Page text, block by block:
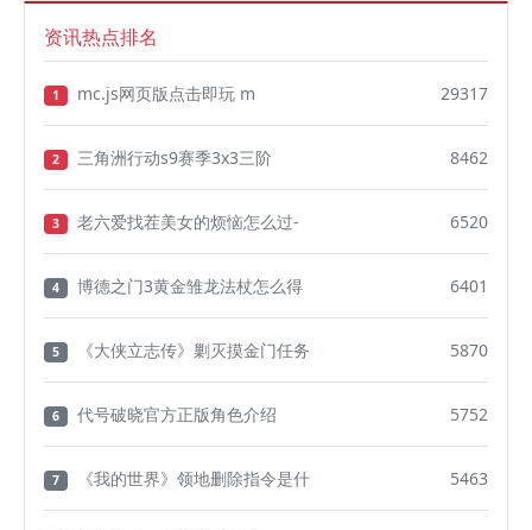
资讯热点排名
1 mc.js网页版点击即玩 m 29317
2 三角洲行动s9赛季3x3三阶 8462
3 老六爱找茬美女的烦恼怎么过- 6520
4 博德之门3黄金雏龙法杖怎么得 6401
5 《大侠立志传》剿灭摸金门任务 5870
6 代号破晓官方正版角色介绍 5752
7 《我的世界》领地删除指令是什 5463